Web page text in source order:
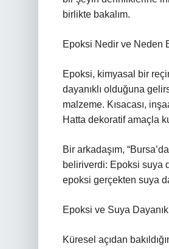
birlikte bakalım.
Epoksi Nedir ve Neden
Epoksi, kimyasal bir
dayanıklı olduğuna
malzeme. Kısacası,
Hatta dekoratif amaçla
Bir arkadaşım,
beliriverdi: Epoksi suya
epoksi gerçekten suya
Epoksi ve Suya
Küresel açıdan